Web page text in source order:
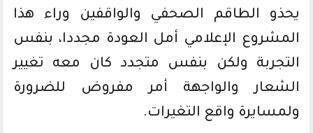
يحذو الطاقم الصحفي والواقفين وراء هذا
المشروع الإعلامي أمل العودة مجددا، بنفس
التجربة ولكن بنفس متجدد كان معه تغيير
الشعار والواجهة أمر مفروض للضرورة
ولمسايرة واقع التغيرات.